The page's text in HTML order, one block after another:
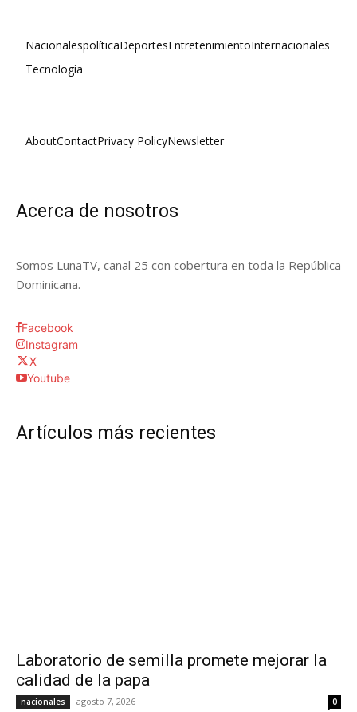
NacionalespolíticaDeportesEntretenimientoInternacionales
Tecnologia
AboutContactPrivacy PolicyNewsletter
Acerca de nosotros
Somos LunaTV, canal 25 con cobertura en toda la República
Dominicana.
Facebook
Instagram
X
Youtube
Artículos más recientes
Laboratorio de semilla promete mejorar la
calidad de la papa
nacionales agosto 7, 2026 0